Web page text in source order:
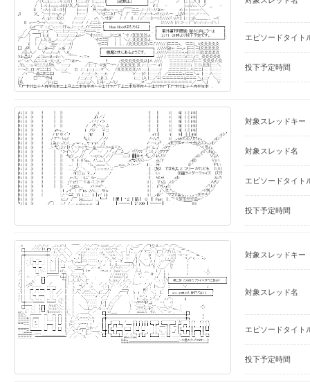
エピソードタイト
投下予定時間
対象スレッドキー
対象スレッド名
エピソードタイト
投下予定時間
対象スレッドキー
対象スレッド名
エピソードタイト
投下予定時間